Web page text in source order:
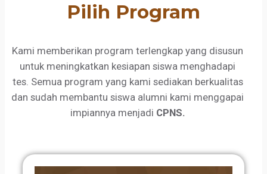
Pilih Program
Kami memberikan program terlengkap yang disusun
untuk meningkatkan kesiapan siswa menghadapi
tes. Semua program yang kami sediakan berkualitas
dan sudah membantu siswa alumni kami menggapai
impiannya menjadi CPNS.